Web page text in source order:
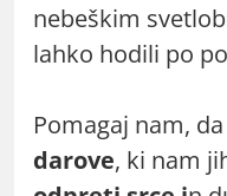
nebeškim
lahko hodili po
Pomagaj nam,
darove, ki nam